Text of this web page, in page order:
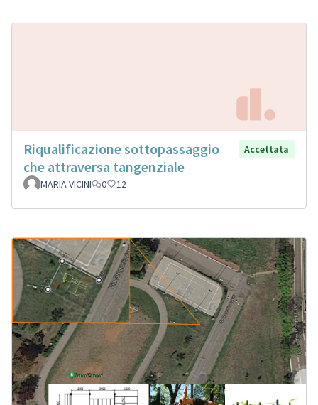
Riqualificazione sottopassaggio
che attraversa tangenziale
Accettata
MARIA VICINI 0 12